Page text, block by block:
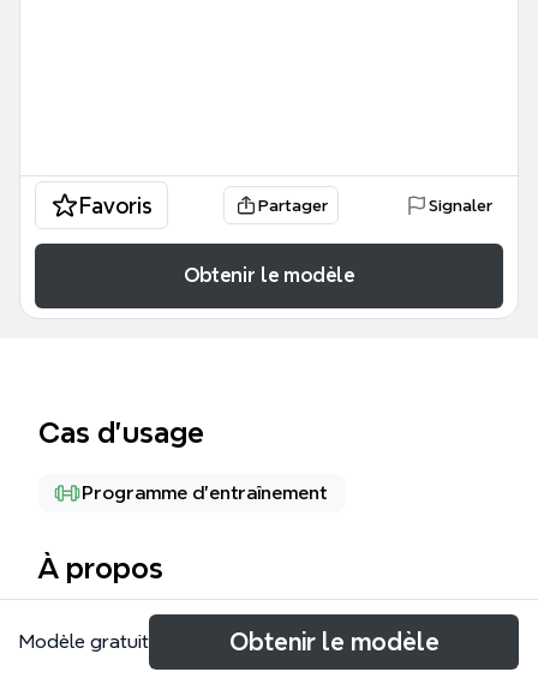
Favoris Partager Signaler
Obtenir le modèle
Cas d’usage
Programme d'entraînement
À propos
The BASKETBALL mind map template provides a
comprehensive 170-node breakdown of basketball
Modèle gratuit Obtenir le modèle